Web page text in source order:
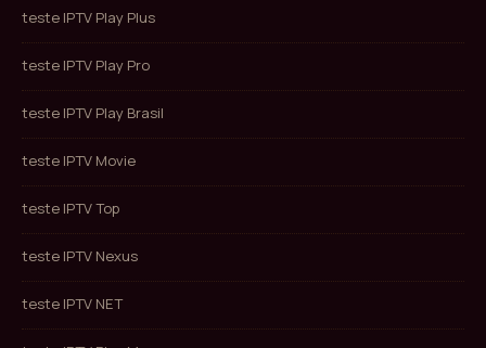
teste IPTV Play Plus
teste IPTV Play Pro
teste IPTV Play Brasil
teste IPTV Movie
teste IPTV Top
teste IPTV Nexus
teste IPTV NET